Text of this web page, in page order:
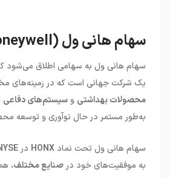
سهام هانی ول (Honeywell) چیست؟
سهام هانی ول به سهامی اطلاق می‌شود که
یک شرکت جهانی است که در زمینه‌های
محصولات بهداشتی وسیستم‌های دفاعی
به‌طور مستمر در حال نوآوری و توسعه
سهام هانی ول تحت نماد HONX در
به موفقیت‌های خود در صنایع مختلف،